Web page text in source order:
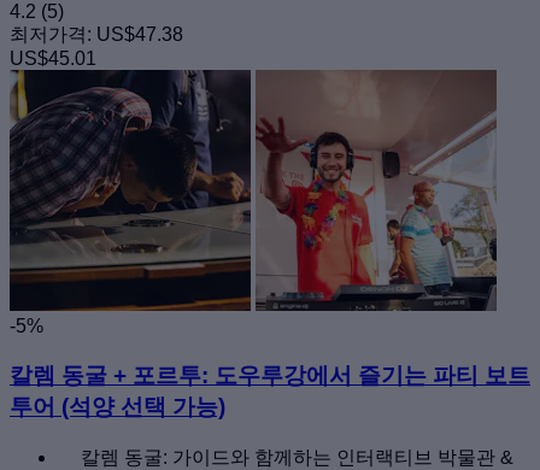
4.2 (5)
최저가격: US$47.38
US$45.01
-5%
칼렘 동굴 + 포르투: 도우루강에서 즐기는 파티 보트
투어 (석양 선택 가능)
칼렘 동굴: 가이드와 함께하는 인터랙티브 박물관 &